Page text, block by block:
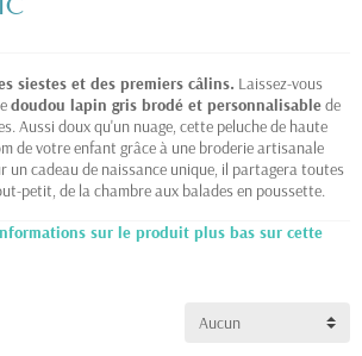
siestes et des premiers câlins. Laissez-vous
doudou lapin gris brodé et personnalisablede
Aussi doux qu'un nuage, cette peluche de haute
de votre enfant grâce à une broderie artisanale
un cadeau de naissance unique, il partagera toutes
petit, de la chambre aux balades en poussette.
sur le produit plus bas sur cette